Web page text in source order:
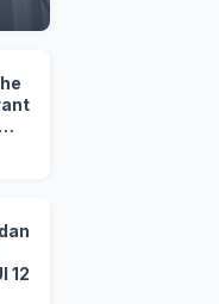
12